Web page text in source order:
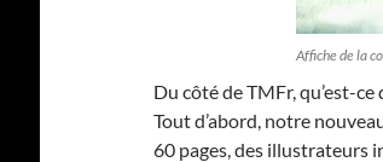
Affiche de la
Du côté de TMFr, qu’est-
Tout d’abord, notre
60 pages, des illustrateurs